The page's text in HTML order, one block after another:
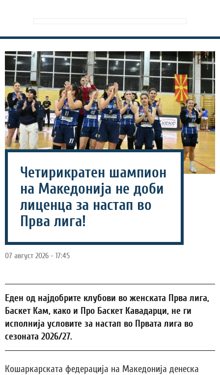
Четирикратен шампион
на Македонија не доби
лиценца за настап во
Прва лига!
07 август 2026 - 17:45
Еден од најдобрите клубови во женската Прва лига,
Баскет Кам, како и Про Баскет Кавадарци, не ги
исполнија условите за настап во Првата лига во
сезоната 2026/27.
Кошаркарската федерација на Македонија денеска